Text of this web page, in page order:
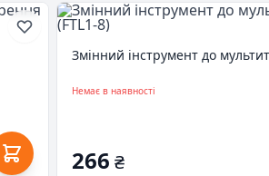
Змінний інструмент до
Немає в наявності
266 ₴